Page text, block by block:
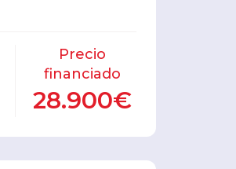
Precio
financiado
28.900€